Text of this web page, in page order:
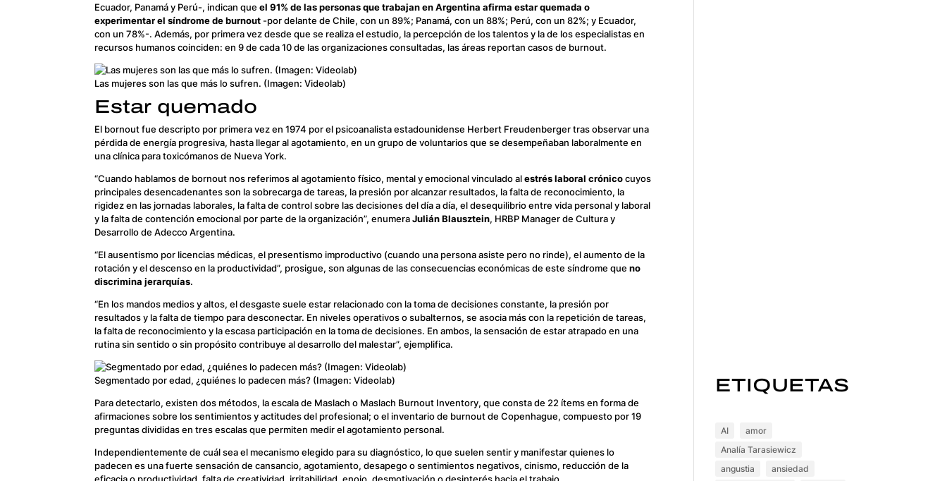
Ecuador, Panamá y Perú-, indican que el 91% de las personas que trabajan en Argentina afirma estar quemada o
experimentar el síndrome de burnout -por delante de Chile, con un 89%; Panamá, con un 88%; Perú, con un 82%; y Ecuador,
con un 78%-. Además, por primera vez desde que se realiza el estudio, la percepción de los talentos y la de los especialistas en
recursos humanos coinciden: en 9 de cada 10 de las organizaciones consultadas, las áreas reportan casos de burnout.
Las mujeres son las que más lo sufren. (Imagen: Videolab)
Estar quemado
El bornout fue descripto por primera vez en 1974 por el psicoanalista estadounidense Herbert Freudenberger tras observar una
pérdida de energía progresiva, hasta llegar al agotamiento, en un grupo de voluntarios que se desempeñaban laboralmente en
una clínica para toxicómanos de Nueva York.
“Cuando hablamos de bornout nos referimos al agotamiento físico, mental y emocional vinculado al estrés laboral crónico cuyos
principales desencadenantes son la sobrecarga de tareas, la presión por alcanzar resultados, la falta de reconocimiento, la
rigidez en las jornadas laborales, la falta de control sobre las decisiones del día a día, el desequilibrio entre vida personal y laboral
y la falta de contención emocional por parte de la organización”, enumera Julián Blausztein, HRBP Manager de Cultura y
Desarrollo de Adecco Argentina.
“El ausentismo por licencias médicas, el presentismo improductivo (cuando una persona asiste pero no rinde), el aumento de la
rotación y el descenso en la productividad”, prosigue, son algunas de las consecuencias económicas de este síndrome que no
discrimina jerarquías.
“En los mandos medios y altos, el desgaste suele estar relacionado con la toma de decisiones constante, la presión por
resultados y la falta de tiempo para desconectar. En niveles operativos o subalternos, se asocia más con la repetición de tareas,
la falta de reconocimiento y la escasa participación en la toma de decisiones. En ambos, la sensación de estar atrapado en una
rutina sin sentido o sin propósito contribuye al desarrollo del malestar”, ejemplifica.
Segmentado por edad, ¿quiénes lo padecen más? (Imagen: Videolab)
Para detectarlo, existen dos métodos, la escala de Maslach o Maslach Burnout Inventory, que consta de 22 ítems en forma de
afirmaciones sobre los sentimientos y actitudes del profesional; o el inventario de burnout de Copenhague, compuesto por 19
preguntas divididas en tres escalas que permiten medir el agotamiento personal.
Independientemente de cuál sea el mecanismo elegido para su diagnóstico, lo que suelen sentir y manifestar quienes lo
padecen es una fuerte sensación de cansancio, agotamiento, desapego o sentimientos negativos, cinismo, reducción de la
eficacia o productividad, falta de creatividad, irritabilidad, enojo, desmotivación o desinterés hacia el trabajo.
ETIQUETAS
AI
amor
Analía Tarasiewicz
angustia
ansiedad